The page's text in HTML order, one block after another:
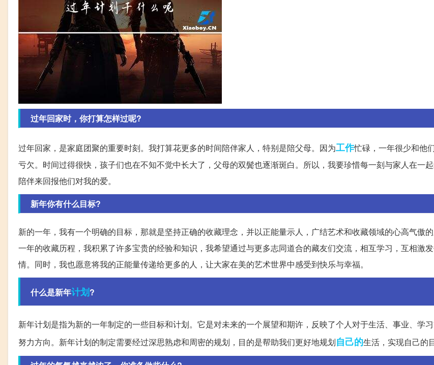
过年回家时，你打算怎样过呢?
过年回家，是家庭团聚的重要时刻。我打算花更多的时间陪伴家人，特别是陪父母。因为工作忙碌，一年很少和他
亏欠。时间过得很快，孩子们也在不知不觉中长大了，父母的双鬓也逐渐斑白。所以，我要珍惜每一刻与家人在一
陪伴来回报他们对我的爱。
新年你有什么目标?
新的一年，我有一个明确的目标，那就是坚持正确的收藏理念，并以正能量示人，广结艺术和收藏领域的心高气傲
一年的收藏历程，我积累了许多宝贵的经验和知识，我希望通过与更多志同道合的藏友们交流，相互学习，互相激
情。同时，我也愿意将我的正能量传递给更多的人，让大家在美的艺术世界中感受到快乐与幸福。
什么是新年计划?
新年计划是指为新的一年制定的一些目标和计划。它是对未来的一个展望和期许，反映了个人对于生活、事业、学
努力方向。新年计划的制定需要经过深思熟虑和周密的规划，目的是帮助我们更好地规划自己的生活，实现自己的